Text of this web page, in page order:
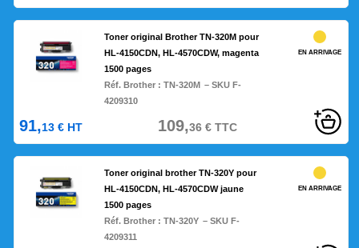
Toner original Brother TN-320M pour
HL-4150CDN, HL-4570CDW, magenta
1500 pages
Réf. Brother :TN-320M – SKU F-
4209310
EN ARRIVAGE
91,13 € HT 109,36€TTC
Toner original brother TN-320Y pour
HL-4150CDN, HL-4570CDW jaune
1500 pages
Réf. Brother :TN-320Y – SKU F-
4209311
EN ARRIVAGE